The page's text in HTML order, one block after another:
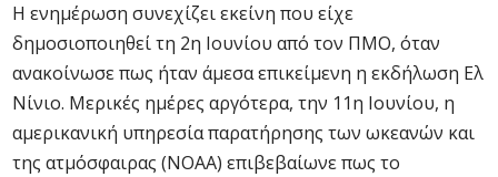
Η ενημέρωση συνεχίζει εκείνη που είχε
δημοσιοποιηθεί τη 2η Ιουνίου από τον ΠΜΟ, όταν
ανακοίνωσε πως ήταν άμεσα επικείμενη η εκδήλωση Ελ
Νίνιο. Μερικές ημέρες αργότερα, την 11η Ιουνίου, η
αμερικανική υπηρεσία παρατήρησης των ωκεανών και
της ατμόσφαιρας (NOAA) επιβεβαίωνε πως το